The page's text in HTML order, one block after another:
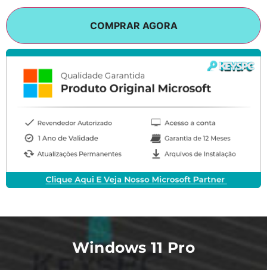
COMPRAR AGORA
Windows 11 Pro